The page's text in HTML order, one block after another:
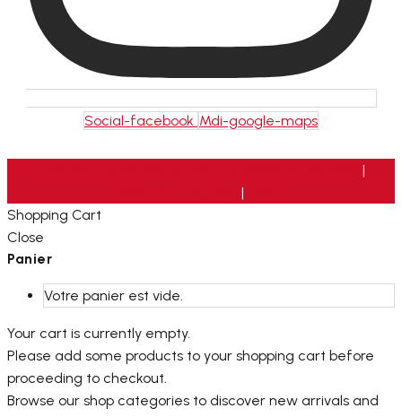
Social-facebook Mdi-google-maps
|
|
Shopping Cart
Close
Panier
Votre panier est vide.
Your cart is currently empty.
Please add some products to your shopping cart before
proceeding to checkout.
Browse our shop categories to discover new arrivals and